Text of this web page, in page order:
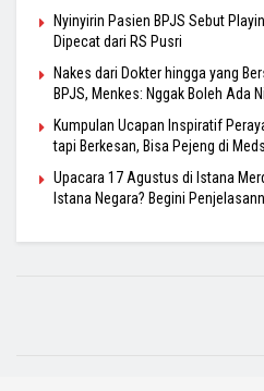
Nyinyirin Pasien BPJS Sebut
Dipecat dari RS Pusri
Nakes dari Dokter hingga yang
BPJS, Menkes: Nggak Boleh Ada
Kumpulan Ucapan Inspiratif
tapi Berkesan, Bisa Pejeng di
Upacara 17 Agustus di Istana
Istana Negara? Begini